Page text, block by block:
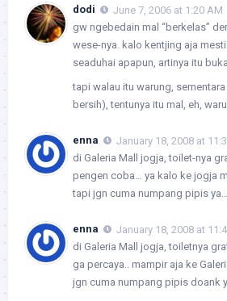
dodi
June 7, 2006 at 1:20 AM
gw ngebedain mal “berkelas”
wese-nya. kalo kentjing aja
seaduhai apapun, artinya itu
tapi walau itu warung,
bersih), tentunya itu mal, eh,
enna
January 18, 2008 at
di Galeria Mall jogja, toilet-nya
pengen coba… ya kalo ke jogja
tapi jgn cuma numpang pipis
enna
January 18, 2008 at
di Galeria Mall jogja, toiletnya
ga percaya.. mampir aja ke
jgn cuma numpang pipis doank